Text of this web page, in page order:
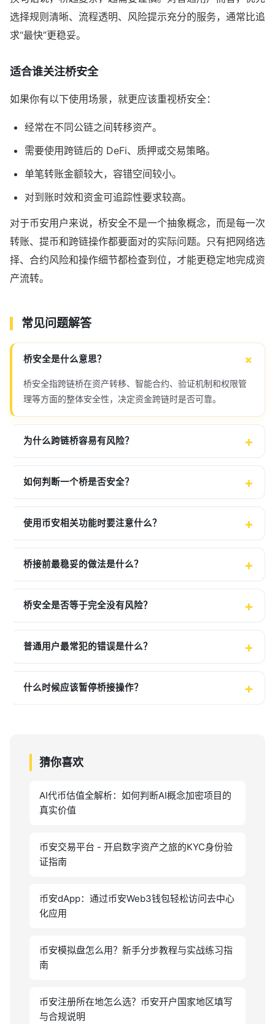
选择规则清晰、流程透明、风险提示充分的服务，通常比追
求“最快”更稳妥。
适合谁关注桥安全
如果你有以下使用场景，就更应该重视桥安全：
经常在不同公链之间转移资产。
需要使用跨链后的 DeFi、质押或交易策略。
单笔转账金额较大，容错空间较小。
对到账时效和资金可追踪性要求较高。
对于币安用户来说，桥安全不是一个抽象概念，而是每一次
转账、提币和跨链操作都要面对的实际问题。只有把网络选
择、合约风险和操作细节都检查到位，才能更稳定地完成资
产流转。
常见问题解答
桥安全是什么意思？
桥安全指跨链桥在资产转移、智能合约、验证机制和权限管
理等方面的整体安全性，决定资金跨链时是否可靠。
为什么跨链桥容易有风险？
如何判断一个桥是否安全？
使用币安相关功能时要注意什么？
桥接前最稳妥的做法是什么？
桥安全是否等于完全没有风险？
普通用户最常犯的错误是什么？
什么时候应该暂停桥接操作？
猜你喜欢
AI代币估值全解析：如何判断AI概念加密项目的
真实价值
币安交易平台 - 开启数字资产之旅的KYC身份验
证指南
币安dApp：通过币安Web3钱包轻松访问去中心
化应用
币安模拟盘怎么用？新手分步教程与实战练习指
南
币安注册所在地怎么选？币安开户国家地区填写
与合规说明